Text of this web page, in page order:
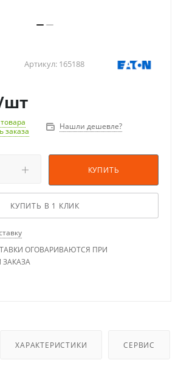
Артикул: 165188
заказа
Нашли дешевле?
КУПИТЬ
КУПИТЬ В 1 КЛИК
ОГОВАРИВАЮТСЯ ПРИ
ХАРАКТЕРИСТИКИ СЕРВИС